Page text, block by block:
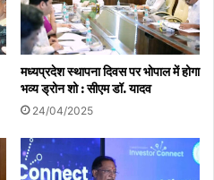
मध्यप्रदेश स्थापना दिवस पर भोपाल में होगा
भव्य ड्रोन शो : सीएम डॉ. यादव
24/04/2025